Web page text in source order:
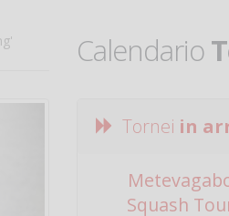
Calendario
Tornei in
Squash